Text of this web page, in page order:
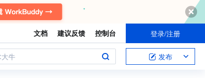
文档 建议反馈 控制台 登录/注册
牛 发布